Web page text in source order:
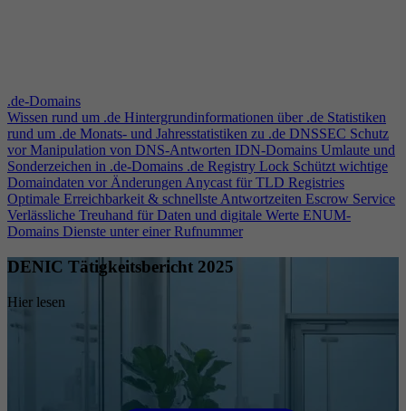
.de-Domains
Wissen rund um .de Hintergrundinformationen über .de Statistiken
rund um .de Monats- und Jahresstatistiken zu .de DNSSEC Schutz
vor Manipulation von DNS-Antworten IDN-Domains Umlaute und
Sonderzeichen in .de-Domains .de Registry Lock Schützt wichtige
Domaindaten vor ÄnderungenAnycast für TLD Registries
Optimale Erreichbarkeit & schnellste Antwortzeiten Escrow Service
Verlässliche Treuhand für Daten und digitale Werte ENUM-
Domains Dienste unter einer Rufnummer
DENIC Tätigkeitsbericht 2025
Hier lesen